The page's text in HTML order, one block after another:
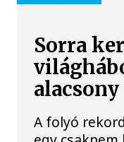
Sorra
A folyó